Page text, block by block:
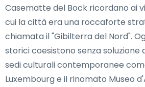
Casematte del Bock ricordano ai
cui la città era una roccaforte
chiamata il "Gibilterra del Nord".
storici coesistono senza soluzione
sedi culturali contemporanee
Luxembourg e il rinomato Museo